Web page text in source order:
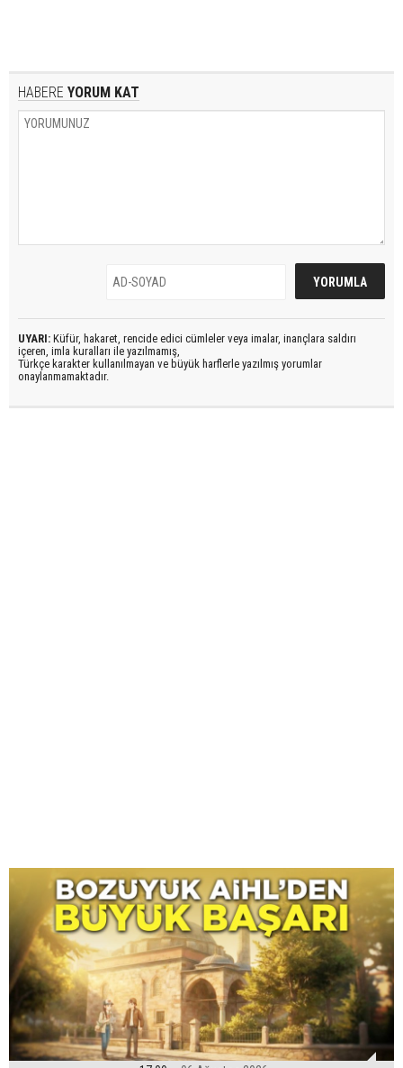
HABERE YORUM KAT
UYARI: Küfür, hakaret, rencide edici cümleler veya imalar, inançlara saldırı
içeren, imla kuralları ile yazılmamış,
Türkçe karakter kullanılmayan ve büyük harflerle yazılmış yorumlar
onaylanmamaktadır.